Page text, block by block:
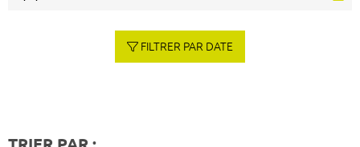
FILTRER PAR DATE